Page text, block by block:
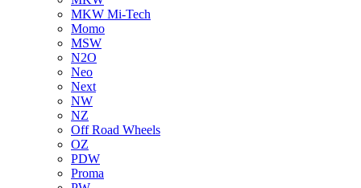
MKW Mi-Tech
Momo
MSW
N2O
Neo
Next
NW
NZ
Off Road Wheels
OZ
PDW
Proma